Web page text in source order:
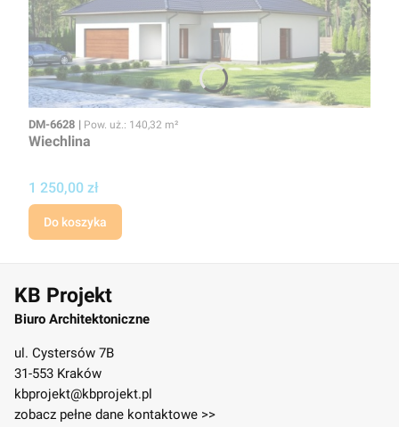
Kod
DM-6628 Powierzchnia użytkowa
Pow. uż.: 140,32 m²
Wiechlina
Cena projektu
1 250,00 zł
Do koszyka
KB Projekt
Biuro Architektoniczne
ul. Cystersów 7B
31-553 Kraków
kbprojekt@kbprojekt.pl
zobacz pełne dane kontaktowe >>